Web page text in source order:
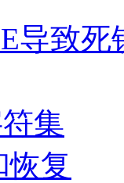
导致死
集
恢复